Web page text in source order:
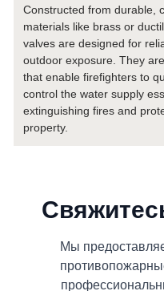
Constructed from durable,
materials like brass or
valves are designed for
outdoor exposure. They
that enable firefighters to
control the water supply
extinguishing fires and
property.
Мы